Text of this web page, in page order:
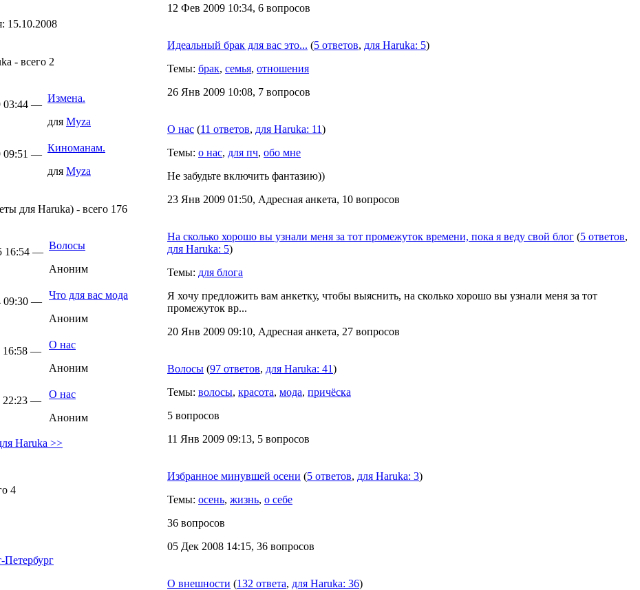
15.10.2008
- всего 2
03:44 —
Измена.
для Myza
09:51 —
Киноманам.
для Myza
для Haruka) - всего 176
16:54 —
Волосы
Аноним
09:30 —
Что для вас мода
Аноним
16:58 —
О нас
Аноним
22:23 —
О нас
Аноним
Haruka >>
4
Петербург
12 Фев 2009 10:34, 6 вопросов
Идеальный брак для вас это... (5 ответов, для Haruka: 5)
Темы: брак, семья, отношения
26 Янв 2009 10:08, 7 вопросов
О нас (11 ответов, для Haruka: 11)
Темы: о нас, для пч, обо мне
Не забудьте включить фантазию))
23 Янв 2009 01:50, Адресная анкета, 10 вопросов
На сколько хорошо вы узнали меня за тот промежуток времени, пока я веду свой блог (5 ответов,
для Haruka: 5)
Темы: для блога
Я хочу предложить вам анкетку, чтобы выяснить, на сколько хорошо вы узнали меня за тот
промежуток вр...
20 Янв 2009 09:10, Адресная анкета, 27 вопросов
Волосы (97 ответов, для Haruka: 41)
Темы: волосы, красота, мода, причёска
5 вопросов
11 Янв 2009 09:13, 5 вопросов
Избранное минувшей осени (5 ответов, для Haruka: 3)
Темы: осень, жизнь, о себе
36 вопросов
05 Дек 2008 14:15, 36 вопросов
О внешности (132 ответа, для Haruka: 36)